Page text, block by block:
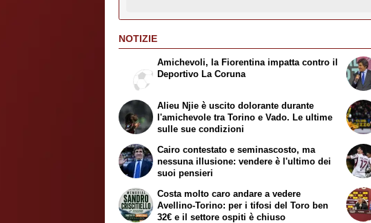
NOTIZIE
Amichevoli, la Fiorentina impatta contro il
Deportivo La Coruna
Alieu Njie è uscito dolorante durante
l'amichevole tra Torino e Vado. Le ultime
sulle sue condizioni
Cairo contestato e seminascosto, ma
nessuna illusione: vendere è l'ultimo dei
suoi pensieri
Costa molto caro andare a vedere
Avellino-Torino: per i tifosi del Toro ben
32€ e il settore ospiti è chiuso